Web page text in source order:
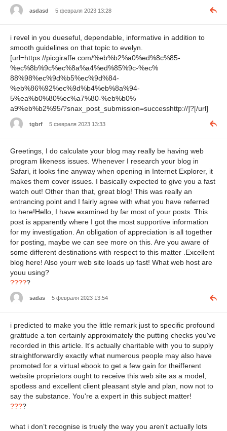
asdasd 5 февраля 2023 13:28
i revel in you dueseful, dependable, informative in addition to
smooth guidelines on that topic to evelyn.
[url=https://picgiraffe.com/%eb%b2%a0%ed%8c%85-
%ec%8b%9c%ec%8a%a4%ed%85%9c-%ec%
88%98%ec%9d%b5%ec%9d%84-
%eb%86%92%ec%9d%b4%eb%8a%94-
5%ea%b0%80%ec%a7%80-%eb%b0%
a9%eb%b2%95/?snax_post_submission=successhttp://]?[/url]
tgbrf 5 февраля 2023 13:33
Greetings, I do calculate your blog may really be having web
program likeness issues. Whenever I research your blog in
Safari, it looks fine anyway when opening in Internet Explorer, it
makes them cover issues. I basically expected to give you a fast
watch out! Other than that, great blog! This was really an
entrancing point and I fairly agree with what you have referred
to here!Hello, I have examined by far most of your posts. This
post is apparently where I got the most supportive information
for my investigation. An obligation of appreciation is all together
for posting, maybe we can see more on this. Are you aware of
some different destinations with respect to this matter .Excellent
blog here! Also yourr web site loads up fast! What web host are
youu using?
?????
sadas 5 февраля 2023 13:54
i predicted to make you the little remark just to specific profound
gratitude a ton certainly approximately the putting checks you've
recorded in this article. It's actually charitable with you to supply
straightforwardly exactly what numerous people may also have
promoted for a virtual ebook to get a few gain for theifferent
website proprietors ought to receive this web site as a model,
spotless and excellent client pleasant style and plan, now not to
say the substance. You're a expert in this subject matter!
????
what i don’t recognise is truely the way you aren't actually lots